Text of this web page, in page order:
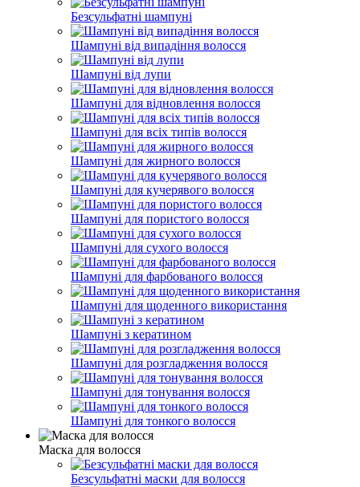
Безсульфатні шампуні
Шампуні від випадіння волосся
Шампуні від лупи
Шампуні для відновлення волосся
Шампуні для всіх типів волосся
Шампуні для жирного волосся
Шампуні для кучерявого волосся
Шампуні для пористого волосся
Шампуні для сухого волосся
Шампуні для фарбованого волосся
Шампуні для щоденного використання
Шампуні з кератином
Шампуні для розгладження волосся
Шампуні для тонування волосся
Шампуні для тонкого волосся
Маска для волосся
Безсульфатні маски для волосся